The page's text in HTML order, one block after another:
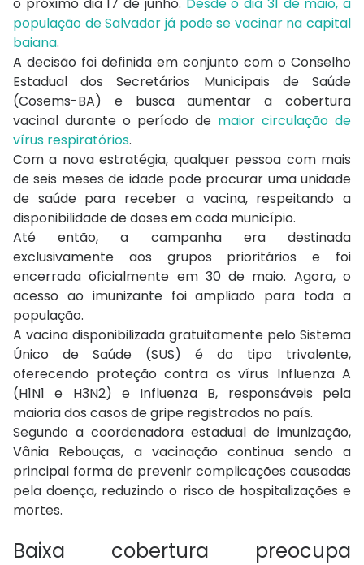
população de Salvador já pode se vacinar na capital
baiana.
A decisão foi definida em conjunto com o Conselho
Estadual dos Secretários Municipais de Saúde
(Cosems-BA) e busca aumentar a cobertura
vacinal durante o período de maior circulação de
vírus respiratórios.
Com a nova estratégia, qualquer pessoa com mais
de seis meses de idade pode procurar uma unidade
de saúde para receber a vacina, respeitando a
disponibilidade de doses em cada município.
Até então, a campanha era destinada
exclusivamente aos grupos prioritários e foi
encerrada oficialmente em 30 de maio. Agora, o
acesso ao imunizante foi ampliado para toda a
população.
A vacina disponibilizada gratuitamente pelo Sistema
Único de Saúde (SUS) é do tipo trivalente,
oferecendo proteção contra os vírus Influenza A
(H1N1 e H3N2) e Influenza B, responsáveis pela
maioria dos casos de gripe registrados no país.
Segundo a coordenadora estadual de imunização,
Vânia Rebouças, a vacinação continua sendo a
principal forma de prevenir complicações causadas
pela doença, reduzindo o risco de hospitalizações e
mortes.
Baixa cobertura preocupa